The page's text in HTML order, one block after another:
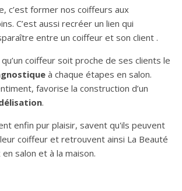
c’est former nos coiffeurs aux
C’est aussi recréer un lien qui
entre un coiffeur et son client .
coiffeur soit proche de ses clients le
à chaque étapes en salon.
favorise la construction d’un
.
enfin pur plaisir, savent qu'ils peuvent
coiffeur et retrouvent ainsi La Beauté
salon et à la maison.